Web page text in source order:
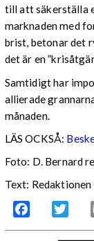
till att säkerställa
marknaden med
brist, betonar det
det är en
Samtidigt har
allierade
månaden.
LÄS OCKSÅ:
Foto: D. Bernard
Text: Redaktionen
Facebook